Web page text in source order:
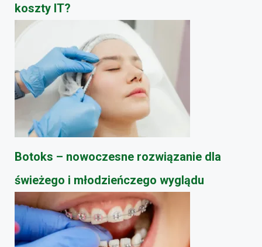
koszty IT?
Botoks – nowoczesne rozwiązanie dla
świeżego i młodzieńczego wyglądu